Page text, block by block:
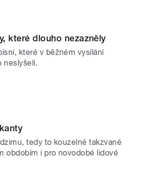
které dlouho nezazněly
které v běžném vysílání
neslyšeli.
tedy to kouzelné takzvané
obdobím i pro novodobé lidové